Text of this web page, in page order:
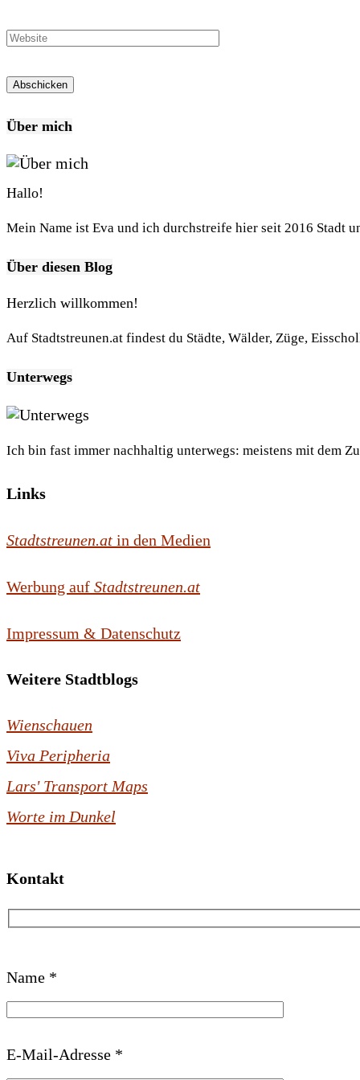
Über mich
Hallo!
Mein Name ist Eva und ich durchstreife hier seit 2016 Stadt
Über diesen Blog
Herzlich willkommen!
Auf Stadtstreunen.at findest du Städte, Wälder, Züge,
Unterwegs
Ich bin fast immer nachhaltig unterwegs: meistens mit dem
Links
Stadtstreunen.at in den Medien
Werbung auf Stadtstreunen.at
Impressum & Datenschutz
Weitere Stadtblogs
Wienschauen
Viva Peripheria
Lars' Transport Maps
Worte im Dunkel
Kontakt
t
t
Name *
E-Mail-Adresse *